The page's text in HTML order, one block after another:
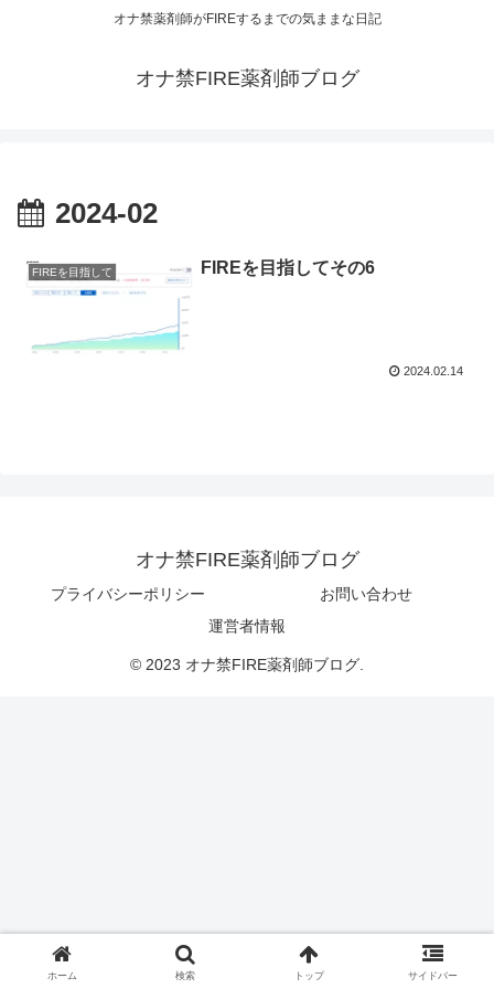
オナ禁薬剤師がFIREするまでの気ままな日記
オナ禁FIRE薬剤師ブログ
2024-02
FIREを目指して FIREを目指してその6
2024.02.14
オナ禁FIRE薬剤師ブログ
プライバシーポリシー
お問い合わせ
運営者情報
© 2023 オナ禁FIRE薬剤師ブログ.
ホーム 検索 トップ サイドバー